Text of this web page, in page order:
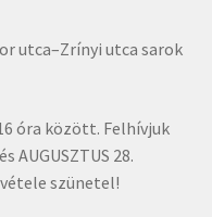
utca–Zrínyi utca sarok
óra között. Felhívjuk
AUGUSZTUS 28.
szünetel!